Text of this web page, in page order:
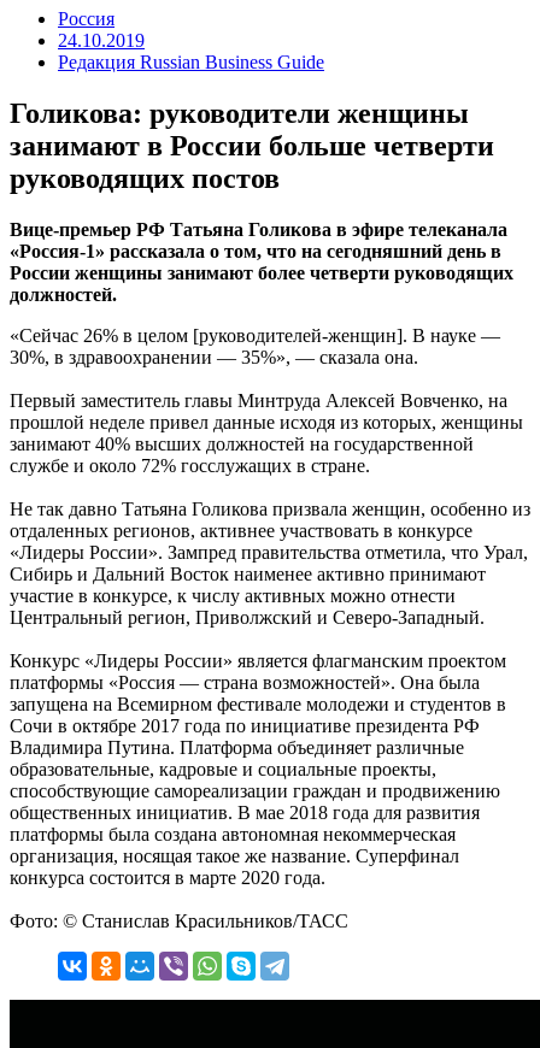
Россия
24.10.2019
Редакция Russian Business Guide
Голикова: руководители женщины
занимают в России больше четверти
руководящих постов
Вице-премьер РФ Татьяна Голикова в эфире телеканала
«Россия-1» рассказала о том, что на сегодняшний день в
России женщины занимают более четверти руководящих
должностей.
«Сейчас 26% в целом [руководителей-женщин]. В науке —
30%, в здравоохранении — 35%», — сказала она.
Первый заместитель главы Минтруда Алексей Вовченко, на
прошлой неделе привел данные исходя из которых, женщины
занимают 40% высших должностей на государственной
службе и около 72% госслужащих в стране.
Не так давно Татьяна Голикова призвала женщин, особенно из
отдаленных регионов, активнее участвовать в конкурсе
«Лидеры России». Зампред правительства отметила, что Урал,
Сибирь и Дальний Восток наименее активно принимают
участие в конкурсе, к числу активных можно отнести
Центральный регион, Приволжский и Северо-Западный.
Конкурс «Лидеры России» является флагманским проектом
платформы «Россия — страна возможностей». Она была
запущена на Всемирном фестивале молодежи и студентов в
Сочи в октябре 2017 года по инициативе президента РФ
Владимира Путина. Платформа объединяет различные
образовательные, кадровые и социальные проекты,
способствующие самореализации граждан и продвижению
общественных инициатив. В мае 2018 года для развития
платформы была создана автономная некоммерческая
организация, носящая такое же название. Суперфинал
конкурса состоится в марте 2020 года.
Фото: © Станислав Красильников/ТАСС